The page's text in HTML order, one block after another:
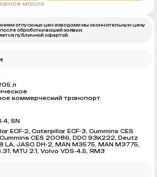
масло
отпускных цен заводами мы окончательную цену
обработки вашей заявки.
публичной офертой.
л
коммерческий транспорт
4, SN
ECF-2, Caterpillar ECF-3, Cummins CES
CES 20086, DDC 93K222, Deutz
LA, JASO DH-2, MAN M3575, MAN M3775,
MTU 2.1, Volvo VDS-4.5, ЯМЗ